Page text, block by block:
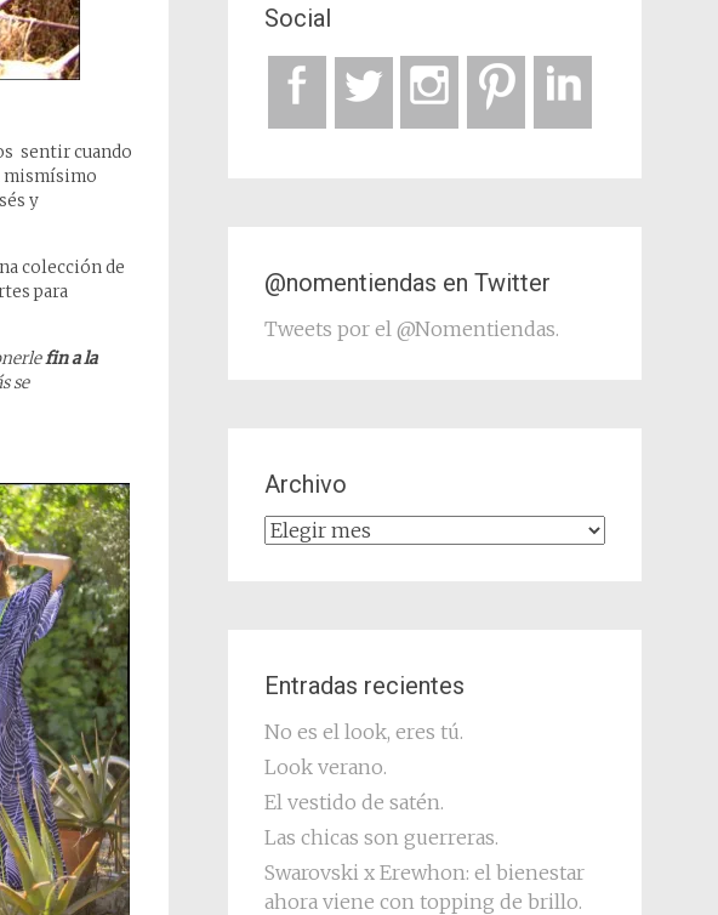
sentir cuando
mismísimo
y
colección de
para
fin a la
se
Social
@nomentiendas en Twitter
Tweets por el @Nomentiendas.
Archivo
Archivo
Entradas recientes
No es el look, eres tú.
Look verano.
El vestido de satén.
Las chicas son guerreras.
Swarovski x Erewhon: el bienestar
ahora viene con topping de brillo.